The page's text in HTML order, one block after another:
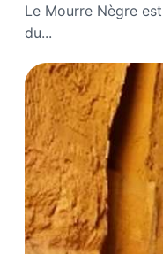
Le Mourre Nègre
du...